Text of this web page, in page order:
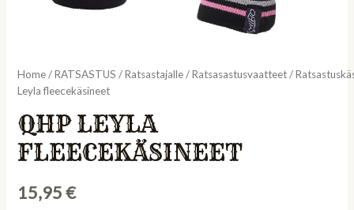
Home/RATSASTUS /Ratsastajalle/Ratsasastusvaatteet/
Leyla fleecekäsineet
QHP LEYLA
FLEECEKÄSINEET
15,95€